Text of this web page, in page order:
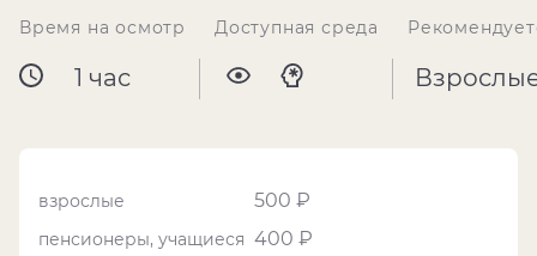
Время на осмотр
1 час
Доступная среда
взрослые 500 ₽
пенсионеры, учащиеся 400 ₽